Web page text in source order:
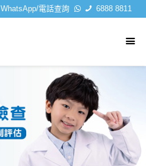
WhatsApp/電話查詢 6888 8811